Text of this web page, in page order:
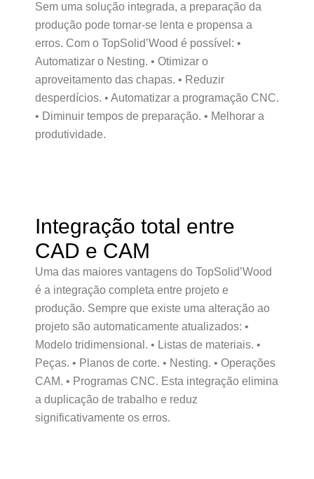
Sem uma solução integrada, a preparação da
produção pode tornar-se lenta e propensa a
erros. Com o TopSolid’Wood é possível: •
Automatizar o Nesting. • Otimizar o
aproveitamento das chapas. • Reduzir
desperdícios. • Automatizar a programação CNC.
• Diminuir tempos de preparação. • Melhorar a
produtividade.
Integração total entre
CAD e CAM
Uma das maiores vantagens do TopSolid’Wood
é a integração completa entre projeto e
produção. Sempre que existe uma alteração ao
projeto são automaticamente atualizados: •
Modelo tridimensional. • Listas de materiais. •
Peças. • Planos de corte. • Nesting. • Operações
CAM. • Programas CNC. Esta integração elimina
a duplicação de trabalho e reduz
significativamente os erros.